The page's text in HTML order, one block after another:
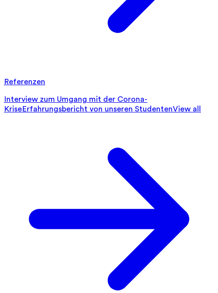
Referenzen
Interview zum Umgang mit der Corona-
KriseErfahrungsbericht von unseren StudentenView all